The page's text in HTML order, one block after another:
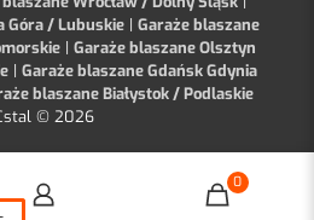
Góra / Lubuskie | Garaże blaszane
| Garaże blaszane Olsztyn
| Garaże blaszane Gdańsk Gdynia
blaszane Białystok / Podlaskie
© 2026
0